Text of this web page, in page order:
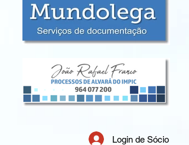
Login de Sócio